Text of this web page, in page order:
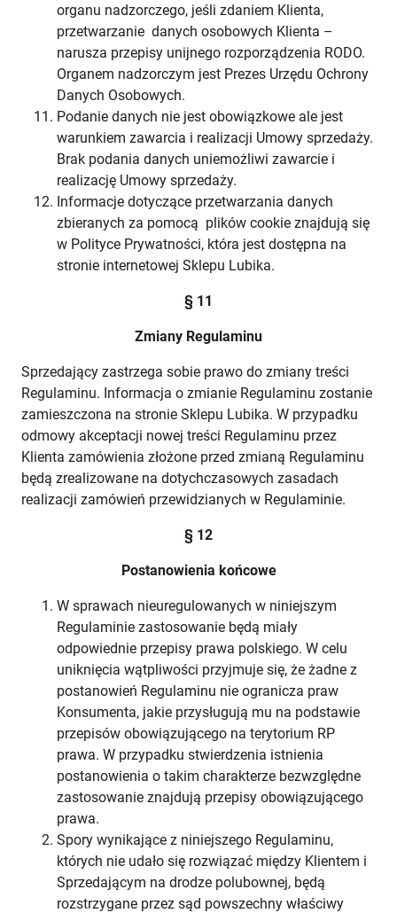
organu nadzorczego, jeśli zdaniem Klienta,
przetwarzanie danych osobowych Klienta –
narusza przepisy unijnego rozporządzenia RODO.
Organem nadzorczym jest Prezes Urzędu Ochrony
Danych Osobowych.
Podanie danych nie jest obowiązkowe ale jest
warunkiem zawarcia i realizacji Umowy sprzedaży.
Brak podania danych uniemożliwi zawarcie i
realizację Umowy sprzedaży.
Informacje dotyczące przetwarzania danych
zbieranych za pomocą plików cookie znajdują się
w Polityce Prywatności, która jest dostępna na
stronie internetowej Sklepu Lubika.
§ 11
Zmiany Regulaminu
Sprzedający zastrzega sobie prawo do zmiany treści
Regulaminu. Informacja o zmianie Regulaminu zostanie
zamieszczona na stronie Sklepu Lubika. W przypadku
odmowy akceptacji nowej treści Regulaminu przez
Klienta zamówienia złożone przed zmianą Regulaminu
będą zrealizowane na dotychczasowych zasadach
realizacji zamówień przewidzianych w Regulaminie.
§ 12
Postanowienia końcowe
W sprawach nieuregulowanych w niniejszym
Regulaminie zastosowanie będą miały
odpowiednie przepisy prawa polskiego. W celu
uniknięcia wątpliwości przyjmuje się, że żadne z
postanowień Regulaminu nie ogranicza praw
Konsumenta, jakie przysługują mu na podstawie
przepisów obowiązującego na terytorium RP
prawa. W przypadku stwierdzenia istnienia
postanowienia o takim charakterze bezwzględne
zastosowanie znajdują przepisy obowiązującego
prawa.
Spory wynikające z niniejszego Regulaminu,
których nie udało się rozwiązać między Klientem i
Sprzedającym na drodze polubownej, będą
rozstrzygane przez sąd powszechny właściwy